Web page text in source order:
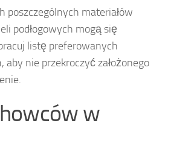
poszczególnych materiałów
podłogowych mogą się
listę preferowanych
nie przekroczyć założonego
w